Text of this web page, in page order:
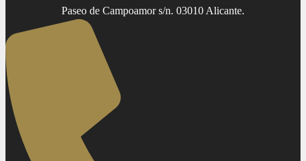
Paseo de Campoamor s/n. 03010 Alicante.